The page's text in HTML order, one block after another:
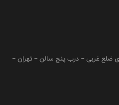
ضلع غربی – درب پنج سالن – تهران –